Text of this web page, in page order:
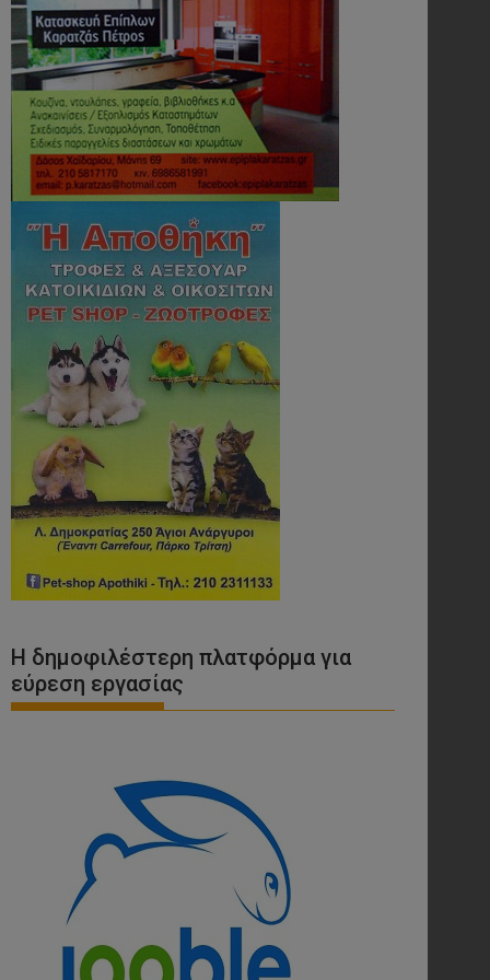
Η δημοφιλέστερη πλατφόρμα για
εύρεση εργασίας